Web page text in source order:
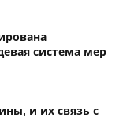
система мер
и их связь с